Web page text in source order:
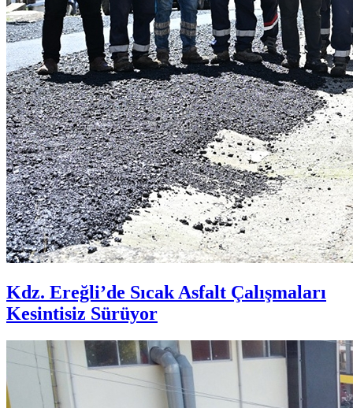
Kdz. Ereğli’de Sıcak Asfalt Çalışmaları
Kesintisiz Sürüyor